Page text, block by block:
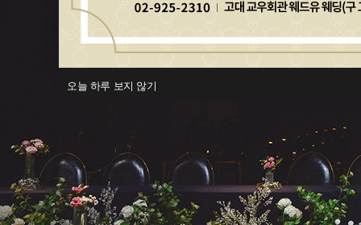
오늘 하루 보지 않기